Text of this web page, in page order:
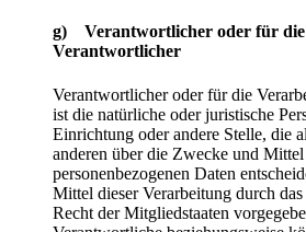
g) Verantwortlicher oder für die
Verantwortlicher
Verantwortlicher oder für die
ist die natürliche oder juristische
Einrichtung oder andere Stelle, die
anderen über die Zwecke und
personenbezogenen Daten
Mittel dieser Verarbeitung durch
Recht der Mitgliedstaaten